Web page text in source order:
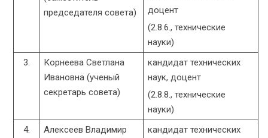
председателя совета)
доцент
(2.8.6., технические
науки)
3.
Корнеева Светлана
Ивановна (ученый
секретарь совета)
кандидат технических
наук, доцент
(2.8.8., технические
науки)
4.
Алексеев Владимир
кандидат технических